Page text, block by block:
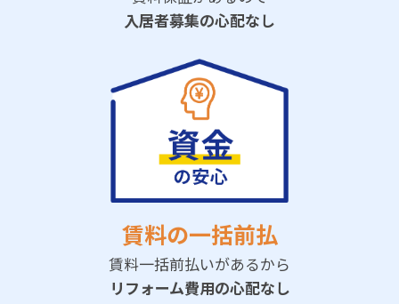
入居者募集の心配なし
賃料の一括前払
賃料一括前払いがあるから
リフォーム費用の心配なし